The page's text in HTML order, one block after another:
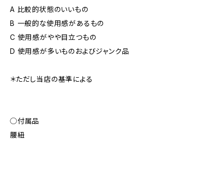
A 比較的状態のいいもの
B 一般的な使用感があるもの
C 使用感がやや目立つもの
D 使用感が多いものおよびジャンク品
＊ただし当店の基準による
◯付属品
腰紐